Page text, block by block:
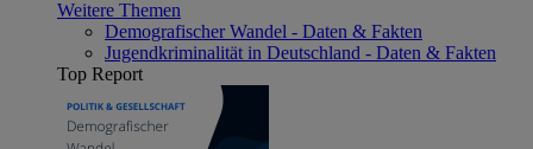
Weitere Themen
Demografischer Wandel - Daten & Fakten
Jugendkriminalität in Deutschland - Daten & Fakten
Top Report